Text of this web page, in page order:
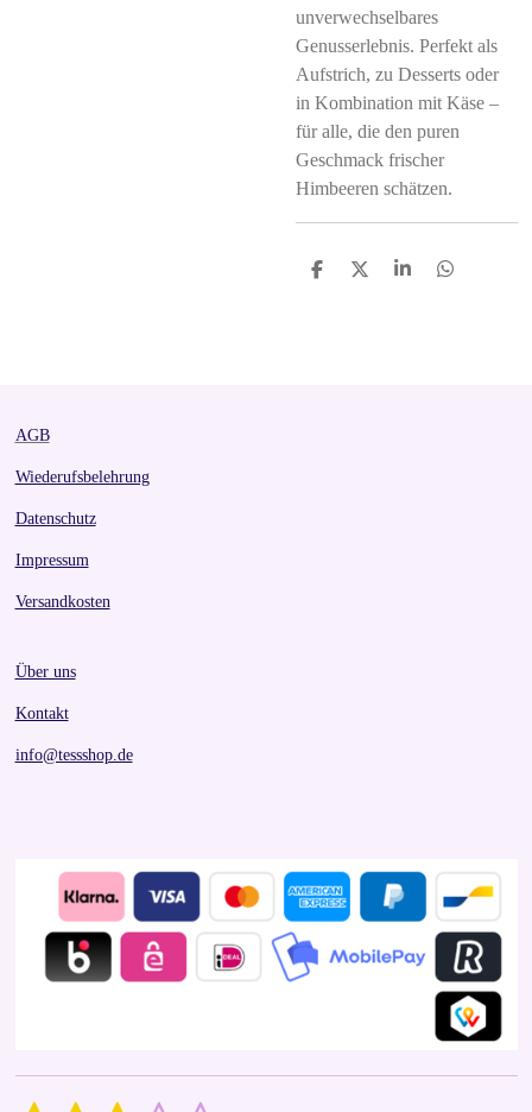
unverwechselbares
Genusserlebnis. Perfekt als
Aufstrich, zu Desserts oder
in Kombination mit Käse –
für alle, die den puren
Geschmack frischer
Himbeeren schätzen.
S
S
S
S
AGB
Wiederufsbelehrung
Datenschutz
Impressum
Versandkosten
Über uns
Kontakt
info@tessshop.de